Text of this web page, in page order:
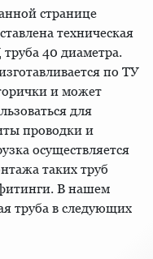
странице
техническая
40 диаметра.
по ТУ
и может
для
проводки и
осуществляется
таких труб
В нашем
труба в следующих